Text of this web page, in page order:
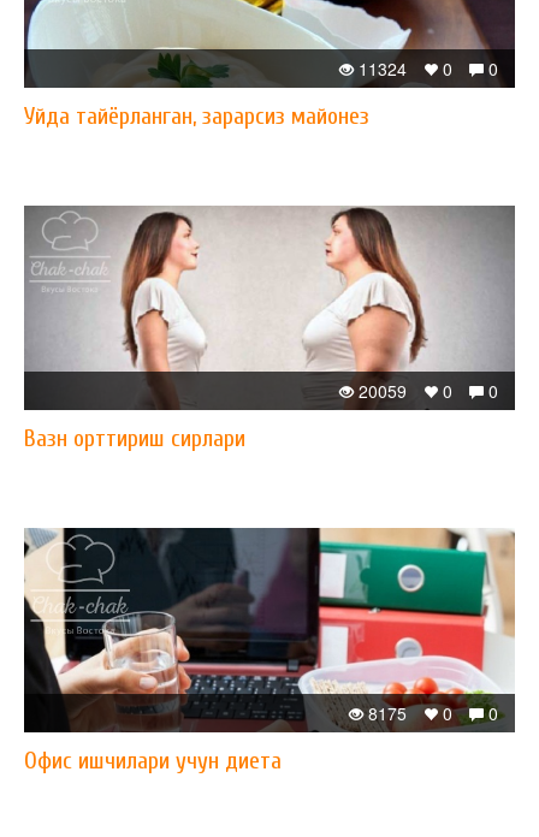
0
0
11324
Уйда тайёрланган, зарарсиз майонез
0
0
20059
Вазн орттириш сирлари
0
0
8175
Офис ишчилари учун диета